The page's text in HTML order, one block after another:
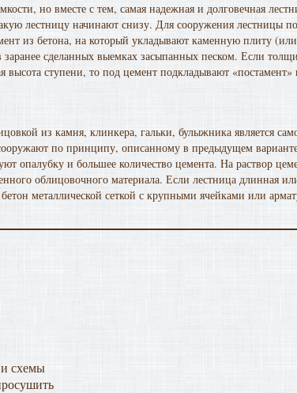
но вместе с тем, самая надежная и долговечная
лестницу начинают снизу. Для сооружения лестницы
из бетона, на который укладывают каменную плиту
сделанных выемках засыпанных песком. Если
высота ступени, то под цемент подкладывают
из камня, клинкера, гальки, булыжника является
по принципу, описанному в предыдущем
опалубку и большее количество цемента. На раствор
облицовочного материала. Если лестница длинная
бетон металлической сеткой с крупными ячейками или
схемы